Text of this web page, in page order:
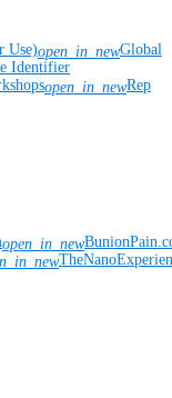
Use)open_in_newGlobal
Identifier
open_in_newRep
open_in_new